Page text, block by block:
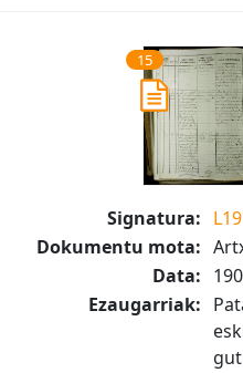
15
Signatura:
Dokumentu mota:
Data:
Ezaugarriak: